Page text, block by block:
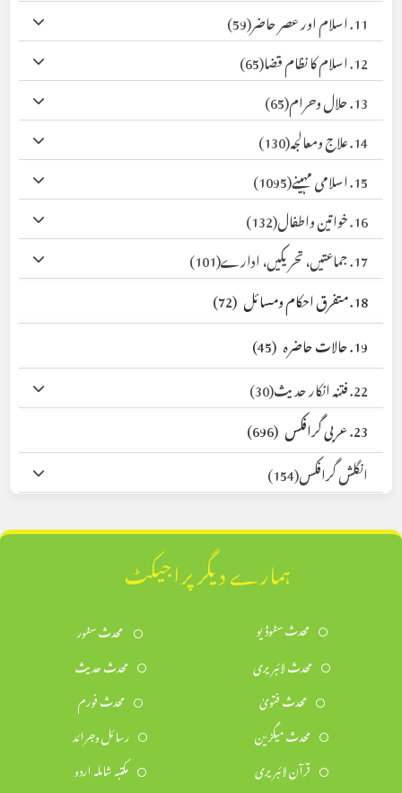
11. اسلام اور عصر حاضر
(59)
12. اسلام کا نظام قضا
(65)
13. حلال وحرام
(65)
14. علاج ومعالجہ
(130)
15. اسلامی مہینے
(1095)
16. خواتین واطفال
(132)
17. جماعتیں، تحریکیں، ادارے
(101)
18. متفرق احکام ومسائل
(72)
19. حالات حاضرہ
(45)
22. فتنہ انکار حدیث
(30)
23. عربی گرافکس
(696)
انگلش گرافکس(154)
ہمارے دیگر پراجیکٹ
محدث سٹوڈیو
محدث سٹور
محدث لائبریری
محدث حدیث
محدث فتویٰ
محدث فورم
محدث میگزین
رسائل وجرائد
قرآن لائبریری
مکتبہ شاملہ اردو